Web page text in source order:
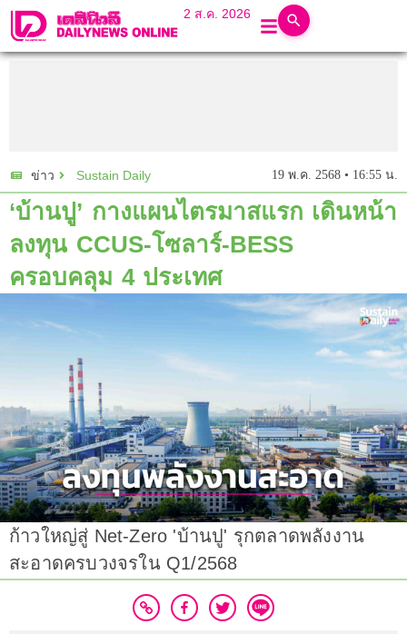
2 ส.ค. 2026
ข่าว Sustain Daily 19 พ.ค. 2568 • 16:55 น.
‘บ้านปู’ กางแผนไตรมาสแรก เดินหน้า
ลงทุน CCUS-โซลาร์-BESS
ครอบคลุม 4 ประเทศ
ก้าวใหญ่สู่ Net-Zero 'บ้านปู' รุกตลาดพลังงาน
สะอาดครบวงจรใน Q1/2568